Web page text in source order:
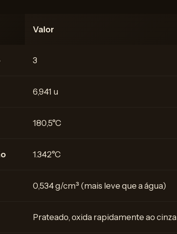
Valor
3
6,941 u
180,5°C
1.342°C
0,534 g/cm³ (mais leve que a água)
Prateado, oxida rapidamente ao cinza